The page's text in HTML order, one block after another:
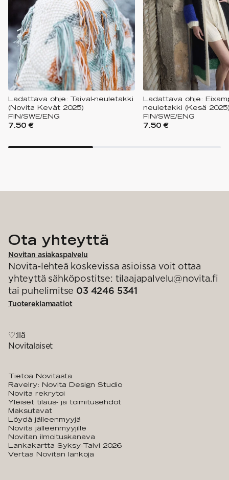
Ladattava ohje: Taival-neuletakki
(Novita Kevät 2025)
FIN/SWE/ENG
7.50 €
Ladattava ohje:
neuletakki (Kesä
FIN/SWE/ENG
7.50 €
Ota yhteyttä
Novitan asiakaspalvelu
Novita-lehteä koskevissa asioissa voit ottaa
yhteyttä sähköpostitse: tilaajapalvelu@novita.fi
tai puhelimitse 03 4246 5341
Tuotereklamaatiot
♡:llä
Novitalaiset
Tietoa Novitasta
Ravelry: Novita Design Studio
Novita rekrytoi
Yleiset tilaus- ja toimitusehdot
Maksutavat
Löydä jälleenmyyjä
Novita jälleenmyyjille
Novitan ilmoituskanava
Lankakartta Syksy-Talvi 2026
Vertaa Novitan lankoja